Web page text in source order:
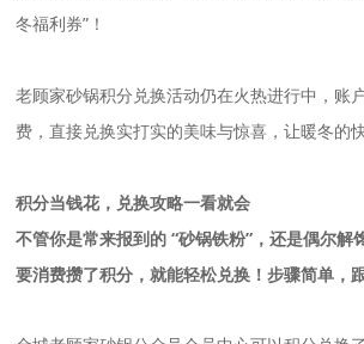
冬福利券”！
老顾家砂锅积分兑换活动仍在火热进行中，账
费，直接兑换实打实的美味与惊喜，让暖冬的
积分当钱花，兑换攻略一看就会
不管你是常来报到的 “砂锅铁粉”，还是偶尔解
要消费攒了积分，就能轻松兑换！步骤简单，